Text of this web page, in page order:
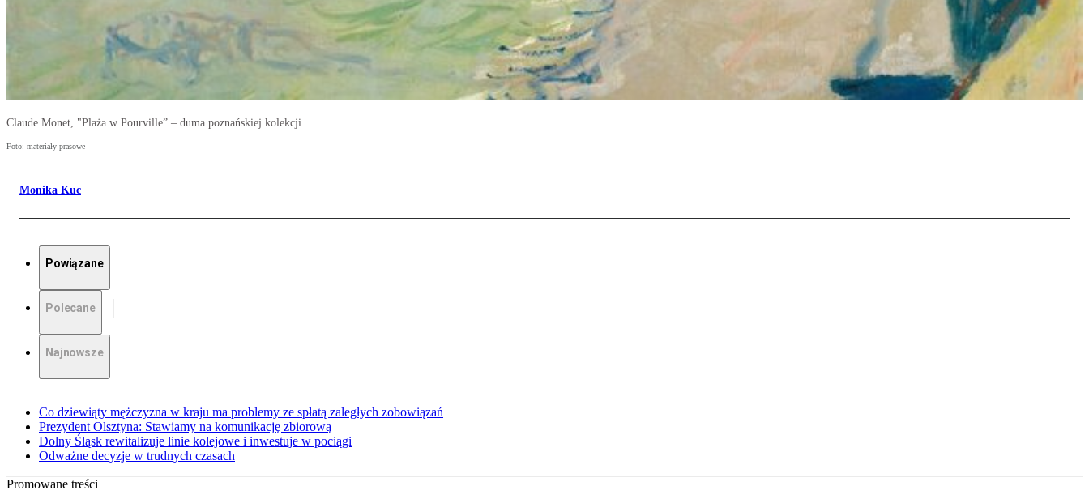
Claude Monet, "Plaża w Pourville” – duma poznańskiej kolekcji
Foto: materiały prasowe
Monika Kuc
Powiązane
Polecane
Najnowsze
Co dziewiąty mężczyzna w kraju ma problemy ze spłatą zaległych zobowiązań
Prezydent Olsztyna: Stawiamy na komunikację zbiorową
Dolny Śląsk rewitalizuje linie kolejowe i inwestuje w pociągi
Odważne decyzje w trudnych czasach
Promowane treści